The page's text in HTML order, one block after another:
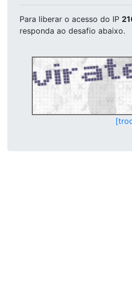
Para liberar o acesso do IP
responda ao desafio abaixo.